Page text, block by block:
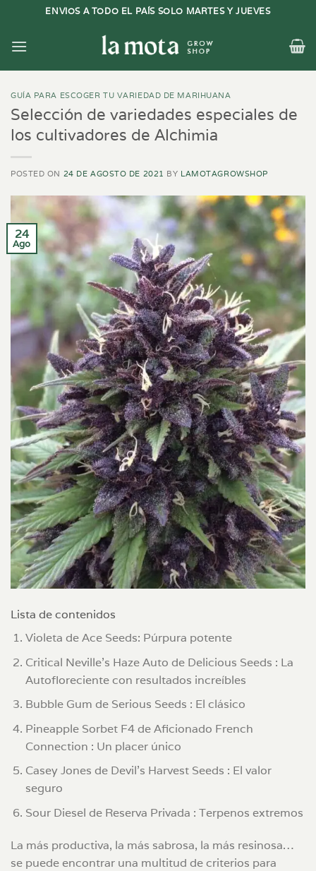
contenido
ENVIOS A TODO EL PAÍS SOLO MARTES Y JUEVES
GUÍA PARA ESCOGER TU VARIEDAD DE MARIHUANA
Selección de variedades especiales de
los cultivadores de Alchimia
POSTED ON 24 DE AGOSTO DE 2021 BY LAMOTAGROWSHOP
24
Ago
Lista de contenidos
Violeta de Ace Seeds: Púrpura potente
Critical Neville’s Haze Auto de Delicious Seeds : La
Autofloreciente con resultados increíbles
Bubble Gum de Serious Seeds : El clásico
Pineapple Sorbet F4 de Aficionado French
Connection : Un placer único
Casey Jones de Devil’s Harvest Seeds : El valor
seguro
Sour Diesel de Reserva Privada : Terpenos extremos
La más productiva, la más sabrosa, la más resinosa…
se puede encontrar una multitud de criterios para